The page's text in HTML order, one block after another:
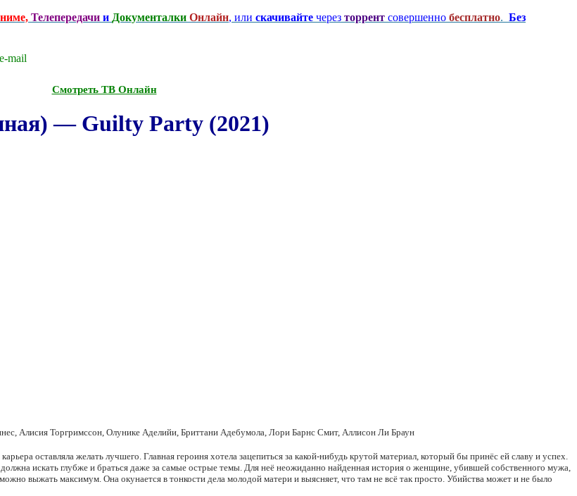
Телепередачи и Документалки Онлайн, или скачивайте через торрент совершенно бесплатно. Без
mаil
Смотреть ТВ Онлайн
— Guilty Party (2021)
Алисия Торгримссон, Олунике Аделийи, Бриттани Адебумола, Лори Барнс Смит, Аллисон Ли Браун
оставляла желать лучшего. Главная героиня хотела зацепиться за какой-нибудь крутой материал, который бы принёс ей славу и успех.
искать глубже и браться даже за самые острые темы. Для неё неожиданно найденная история о женщине, убившей собственного мужа,
выжать максимум. Она окунается в тонкости дела молодой матери и выясняет, что там не всё так просто. Убийства может и не было